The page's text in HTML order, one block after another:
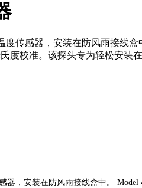
度传感器，安装在防风雨接线
度校准。该探头专为轻松安装
器，安装在防风雨接线盒中。 Model